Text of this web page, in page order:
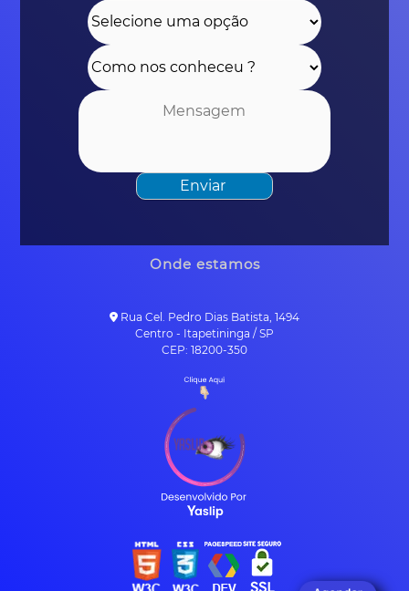
Onde estamos
Rua Cel. Pedro Dias Batista, 1494
Centro - Itapetininga / SP
CEP: 18200-350